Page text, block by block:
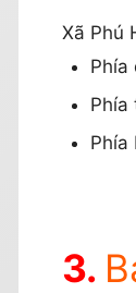
Xã Phú
Phía
Phía
Phía